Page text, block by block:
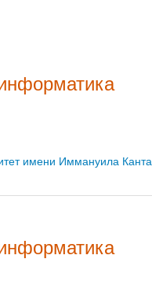
имени Иммануила Канта